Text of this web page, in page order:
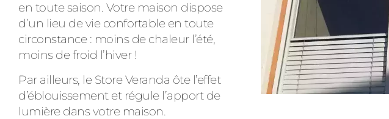
en toute saison. Votre maison dispose
d’un lieu de vie confortable en toute
circonstance : moins de chaleur l’été,
moins de froid l’hiver !
Par ailleurs, le Store Veranda ôte l’effet
d’éblouissement et régule l’apport de
lumière dans votre maison.